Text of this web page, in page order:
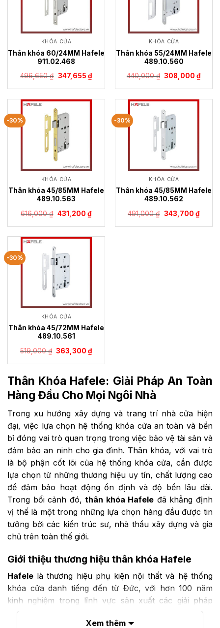
KHÓA CỬA
Thân khóa 60/24MM Hafele
911.02.468
496,650₫ Giá
là:
347,655 ₫Giá
hiện
tại
347,655 ₫.
KHÓA CỬA
Thân khóa 55/24MM Hafele
489.10.560
440,000₫ Giá
là:
308,000₫Giá
tại
-30%
KHÓA CỬA
Thân khóa 45/85MM Hafele
489.10.563
616,000₫ Giá
là:
431,200 ₫Giá
hiện
tại
431,200 ₫.
-30%
KHÓA CỬA
Thân khóa 45/85MM Hafele
489.10.562
491,000₫ Giá
là:
343,700 ₫Giá
hiện
tại
-30%
KHÓA CỬA
Thân khóa 45/72MM Hafele
489.10.561
519,000₫ Giá
là:
363,300₫Giá
tại
363,300 ₫.
Thân Khóa Hafele: Giải Pháp An Toàn
Hàng Đầu Cho Mọi Ngôi Nhà
Trong xu hướng xây dựng và trang trí nhà cửa hiện
đại, việc lựa chọn hệ thống khóa cửa an toàn và bền
bỉ đóng vai trò quan trọng trong việc bảo vệ tài sản và
đảm bảo an ninh cho gia đình. Thân khóa, với vai trò
là bộ phận cốt lõi của hệ thống khóa cửa, cần được
lựa chọn từ những thương hiệu uy tín, chất lượng cao
để đảm bảo hoạt động ổn định và độ bền lâu dài.
Trong bối cảnh đó,thân khóa Hafele đã khẳng định
vị thế là một trong những lựa chọn hàng đầu được tin
tưởng bởi các kiến trúc sư, nhà thầu xây dựng và gia
chủ trên toàn thế giới.
Giới thiệu thương hiệu thân khóa Hafele
Hafele là thương hiệu phụ kiện nội thất và hệ thống
khóa cửa danh tiếng đến từ Đức, với hơn 100 năm
kinh nghiệm trong lĩnh vực sản xuất các giải pháp
phần cứng cho ngành xây dựng và nội thất. Thương
hiệu này nổi tiếng với tiêu chuẩn chất lượng Đức
Xem thêm